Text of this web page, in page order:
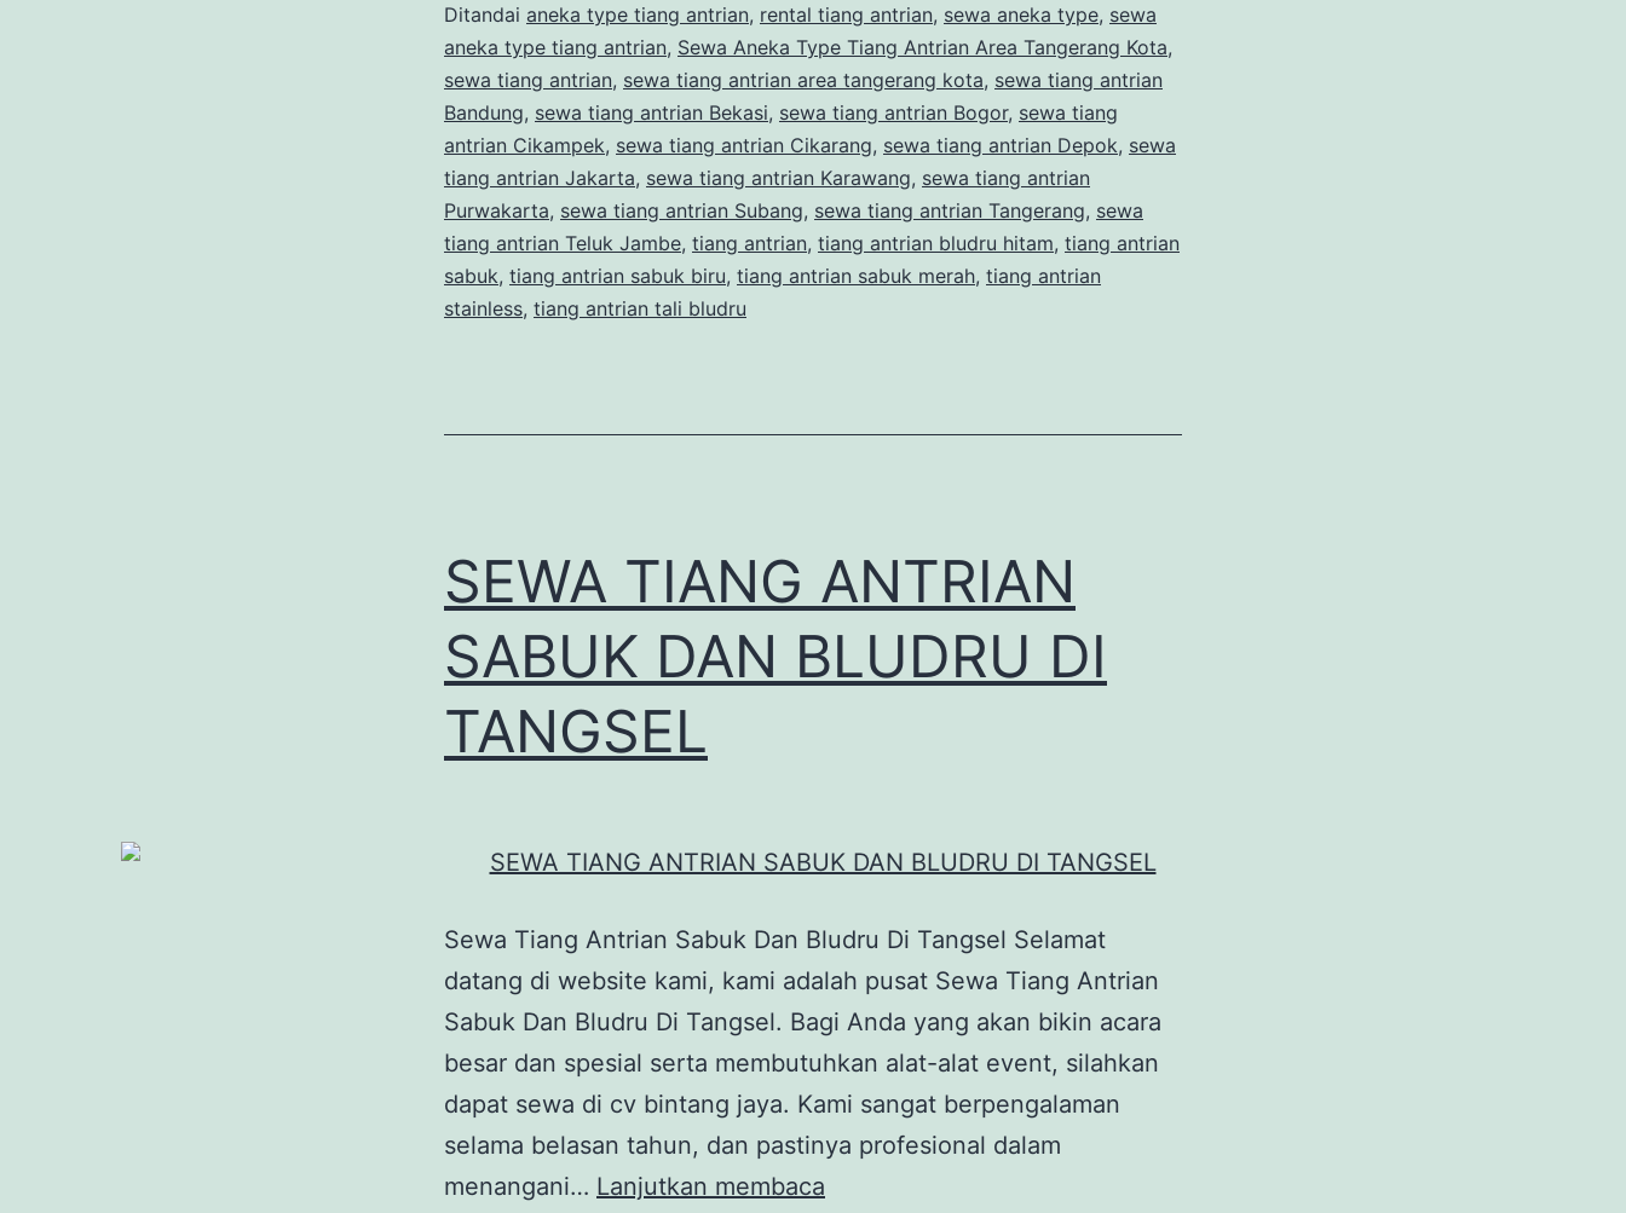
Area
Tangerang
Kota
Ditandai aneka type tiang antrian, rental tiang antrian, sewa aneka type, sewa
aneka type tiang antrian, Sewa Aneka Type Tiang Antrian Area Tangerang Kota,
sewa tiang antrian, sewa tiang antrian area tangerang kota, sewa tiang antrian
Bandung, sewa tiang antrian Bekasi, sewa tiang antrian Bogor, sewa tiang
antrian Cikampek, sewa tiang antrian Cikarang, sewa tiang antrian Depok, sewa
tiang antrian Jakarta, sewa tiang antrian Karawang, sewa tiang antrian
Purwakarta, sewa tiang antrian Subang, sewa tiang antrian Tangerang, sewa
tiang antrian Teluk Jambe, tiang antrian, tiang antrian bludru hitam, tiang antrian
sabuk, tiang antrian sabuk biru, tiang antrian sabuk merah, tiang antrian
stainless, tiang antrian tali bludru
SEWA TIANG ANTRIAN
SABUK DAN BLUDRU DI
TANGSEL
Sewa Tiang Antrian Sabuk Dan Bludru Di Tangsel Selamat
datang di website kami, kami adalah pusat Sewa Tiang Antrian
Sabuk Dan Bludru Di Tangsel. Bagi Anda yang akan bikin acara
besar dan spesial serta membutuhkan alat-alat event, silahkan
dapat sewa di cv bintang jaya. Kami sangat berpengalaman
selama belasan tahun, dan pastinya profesional dalam
menangani… Lanjutkan membaca